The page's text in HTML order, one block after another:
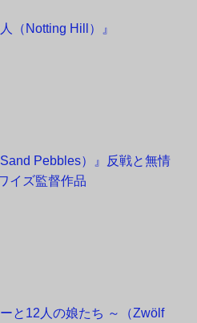
（Notting Hill）』
Pebbles）』反戦と無情
イズ監督作品
と12人の娘たち ～（Zwölf